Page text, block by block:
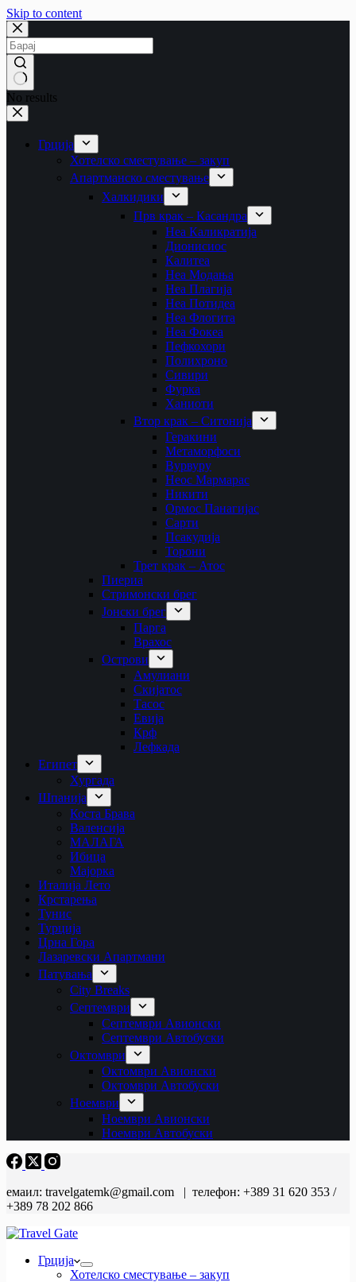
Skip to content
No results
Грција
Хотелско сместување – закуп
Апартманско сместување
Халкидики
Прв крак – Касандра
Неа Каликратија
Дионисиос
Калитеа
Неа Модања
Неа Плагија
Неа Потидеа
Неа Флогита
Неа Фокеа
Пефкохори
Полихроно
Сивири
Фурка
Ханиоти
Втор крак – Ситонија
Геракини
Метаморфоси
Вурвуру
Неос Мармарас
Никити
Ормос Панагијас
Сарти
Псакудија
Торони
Трет крак – Атос
Пиериа
Стримонски брег
Јонски брег
Парга
Врахос
Острови
Амулиани
Скијатос
Тасос
Евија
Крф
Лефкада
Египет
Хургада
Шпанија
Коста Брава
Валенсија
МАЛАГА
Ибица
Мајорка
Италија Лето
Крстарења
Тунис
Турција
Црна Гора
Лазаревски Апартмани
Патувања
City Breaks
Септември
Септември Авионски
Септември Автобуски
Октомври
Октомври Авионски
Октомври Автобуски
Ноември
Ноември Авионски
Ноември Автобуски
емаил: travelgatemk@gmail.com | телефон: +389 31 620 353 /
+389 78 202 866
Грција
Хотелско сместување – закуп